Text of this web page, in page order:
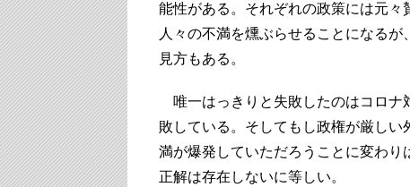
能性がある。それぞれの政策には元々
人々の不満を燻ぶらせることになる
見方もある。
唯一はっきりと失敗したのはコロナ
敗している。そしてもし政権が厳し
満が爆発していただろうことに変わり
正解は存在しないに等しい。